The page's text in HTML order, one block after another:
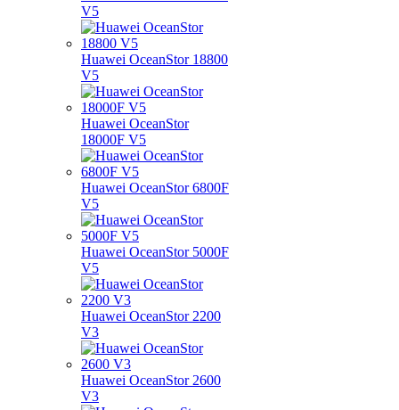
V5
Huawei OceanStor 18800
V5
Huawei OceanStor
18000F V5
Huawei OceanStor 6800F
V5
Huawei OceanStor 5000F
V5
Huawei OceanStor 2200
V3
Huawei OceanStor 2600
V3